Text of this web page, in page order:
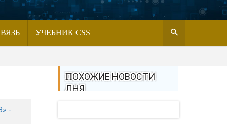
УЧЕБНИК CSS
-
ПОХОЖИЕ НОВОСТИ
ДНЯ